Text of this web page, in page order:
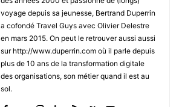
voyage depuis sa jeunesse, Bertrand Duperrin
a cofondé Travel Guys avec Olivier Delestre
en mars 2015. On peut le retrouver aussi aussi
sur http://www.duperrin.com où il parle depuis
plus de 10 ans de la transformation digitale
des organisations, son métier quand il est au
sol.